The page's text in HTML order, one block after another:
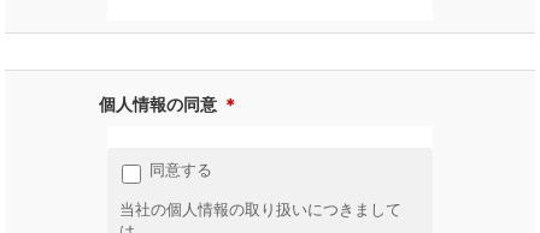
個人情報の同意 ＊
同意する
当社の個人情報の取り扱いにつきまして